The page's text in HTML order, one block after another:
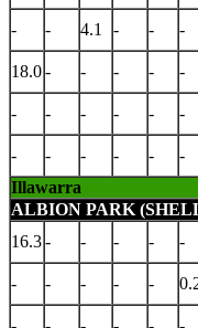
- - 4.1 - - -
18.0- - - - -
- - - - - -
- - - - - -
Illawarra
ALBION PARK
16.3- - - - -
- - - - -